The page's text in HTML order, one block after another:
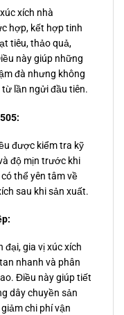
xích nhà
hợp, kết hợp tinh
tiêu, thảo quả,
này giúp những
đà nhưng không
lần ngửi đầu tiên.
được kiểm tra kỹ
độ mịn trước khi
thể yên tâm về
sau khi sản xuất.
gia vị xúc xích
nhanh và phân
Điều này giúp tiết
dây chuyền sản
chi phí vận